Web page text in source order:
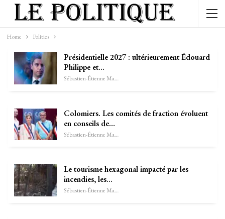
Home Politics
Présidentielle 2027 : ultérieurement Édouard
Philippe et…
Sébastien-Étienne Marechal
Colomiers. Les comités de fraction évoluent
en conseils de…
Sébastien-Étienne Marechal
Le tourisme hexagonal impacté par les
incendies, les…
Sébastien-Étienne Marechal